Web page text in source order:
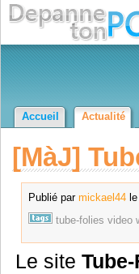
Accueil Actualité
[MàJ]
Publié par mickael44le
tube-folies video
Le site